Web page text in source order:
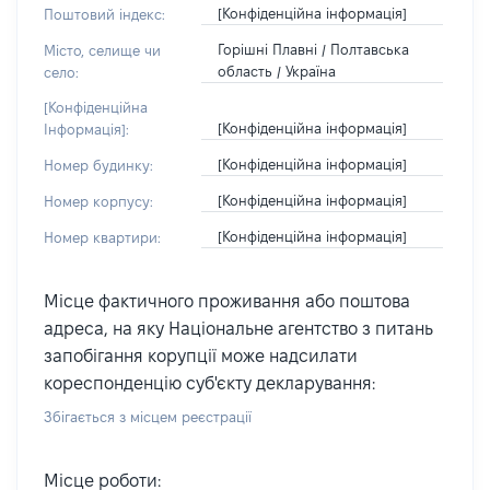
Поштовий індекс: [Конфіденційна інформація]
Місто, селище чи
село:
Горішні Плавні / Полтавська
область / Україна
[Конфіденційна
Інформація]:
[Конфіденційна інформація]
Номер будинку: [Конфіденційна інформація]
Номер корпусу: [Конфіденційна інформація]
Номер квартири: [Конфіденційна інформація]
Місце фактичного проживання або поштова
адреса, на яку Національне агентство з питань
запобігання корупції може надсилати
кореспонденцію суб'єкту декларування:
Збігається з місцем реєстрації
Місце роботи: